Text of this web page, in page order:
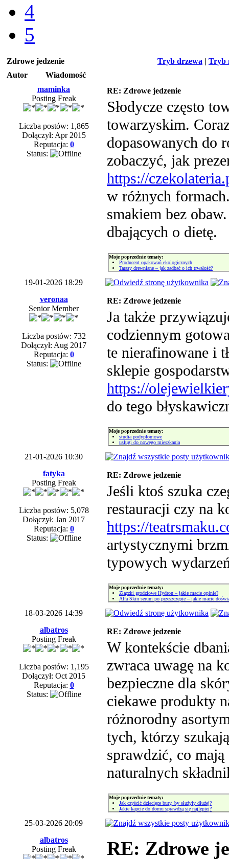
4
5
Tryb drzewa | Tryb
Zdrowe jedzenie
Autor
Wiadomość
maminka
Posting Freak
Liczba postów: 1,865
Dołączył: Apr 2015
Reputacja: 0
Status:
RE: Zdrowe jedzenie
Słodycze często
towarzyskim.
dopasowanych do
zobaczyć, jak
https://
w różnych
smakiem bez
dbających o dietę.
Moje poprzednie tematy:
Producent opakowań ekologicznych
Tarasy drewniane – jak zadbać o ich trwałość?
19-01-2026 18:29
veronaa
Senior Member
Liczba postów: 732
Dołączył: Aug 2017
Reputacja: 0
Status:
RE: Zdrowe jedzenie
Ja także
codziennym
te nierafinowane i
sklepie
https://
do tego
Moje poprzednie tematy:
studia podyplomowe
usługi do nowego mieszkania
21-01-2026 10:30
fatyka
Posting Freak
Liczba postów: 5,078
Dołączył: Jan 2017
Reputacja: 0
Status:
RE: Zdrowe jedzenie
Jeśli ktoś szuka
restauracji czy na
https://
artystycznymi
typowych
Moje poprzednie tematy:
Złączki grodziowe Hydron – jakie macie opinie?
Alfa Skin serum po przeszczepie – jakie macie
18-03-2026 14:39
albatros
Posting Freak
Liczba postów: 1,195
Dołączył: Oct 2015
Reputacja: 0
Status:
RE: Zdrowe jedzenie
W kontekście
zwraca uwagę na
bezpieczne dla
ciekawe produkty
różnorodny
tych, którzy
sprawdzić, co
naturalnych
Moje poprzednie tematy:
Jak czyścić dziecięce buty, by służyły dłużej?
Jakie kapcie do domu sprawdzą się najlepiej?
25-03-2026 20:09
albatros
Posting Freak
RE: Zdrowe